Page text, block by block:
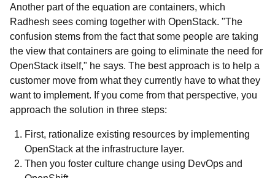
Another part of the equation are containers, which
Radhesh sees coming together with OpenStack. "The
confusion stems from the fact that some people are taking
the view that containers are going to eliminate the need for
OpenStack itself," he says. The best approach is to help a
customer move from what they currently have to what they
want to implement. If you come from that perspective, you
approach the solution in three steps:
First, rationalize existing resources by implementing
OpenStack at the infrastructure layer.
Then you foster culture change using DevOps and